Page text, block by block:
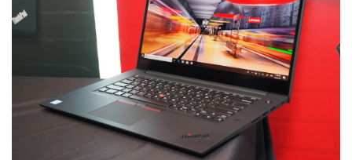
IT Times
生成式AI與雲端應用
Enterprise Digital Transformation
特集